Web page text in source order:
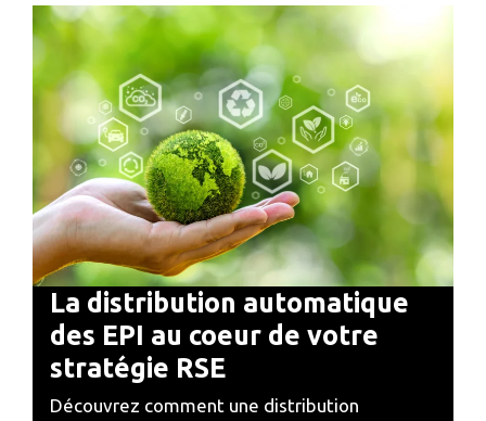
La distribution automatique
des EPI au coeur de votre
stratégie RSE
Découvrez comment une distribution